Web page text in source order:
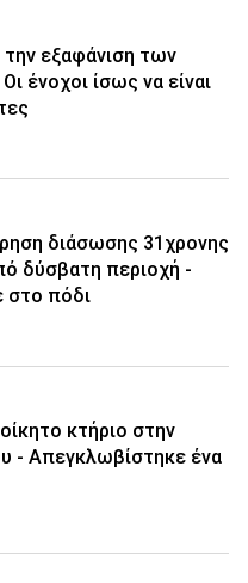
την εξαφάνιση των
ένοχοι ίσως να είναι
διάσωσης 31χρονης
δύσβατη περιοχή -
στο πόδι
κτήριο στην
- Απεγκλωβίστηκε ένα